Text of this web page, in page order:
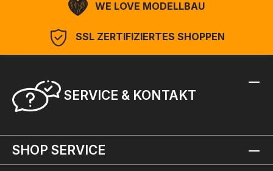
WE LOVE MODELLBAU
SSL ZERTIFIZIERTES SHOPPEN
SERVICE & KONTAKT
SHOP SERVICE